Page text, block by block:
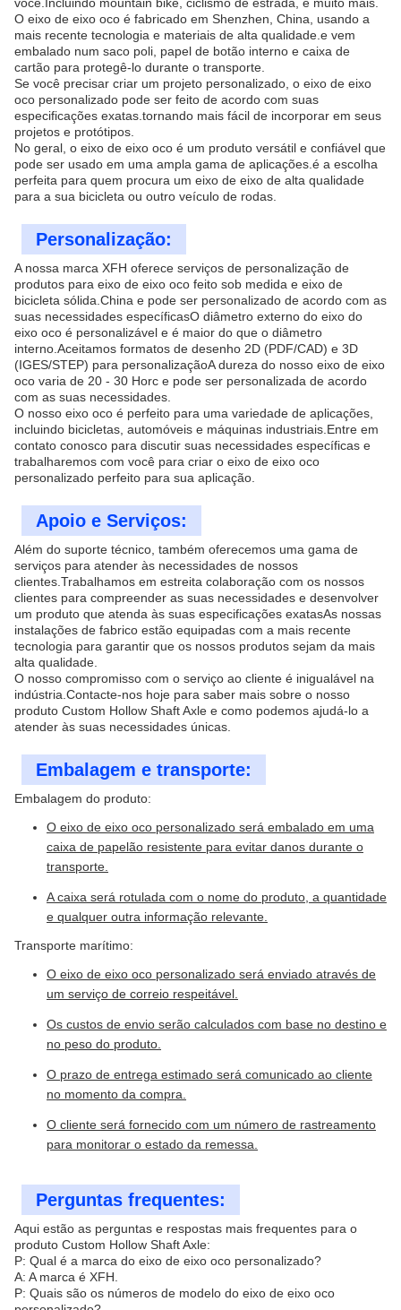
O eixo de eixo oco é fabricado em Shenzhen, China, usando a
mais recente tecnologia e materiais de alta qualidade.e vem
embalado num saco poli, papel de botão interno e caixa de
cartão para protegê-lo durante o transporte.
Se você precisar criar um projeto personalizado, o eixo de eixo
oco personalizado pode ser feito de acordo com suas
especificações exatas.tornando mais fácil de incorporar em seus
projetos e protótipos.
No geral, o eixo de eixo oco é um produto versátil e confiável que
pode ser usado em uma ampla gama de aplicações.é a escolha
perfeita para quem procura um eixo de eixo de alta qualidade
para a sua bicicleta ou outro veículo de rodas.
Personalização:
A nossa marca XFH oferece serviços de personalização de
produtos para eixo de eixo oco feito sob medida e eixo de
bicicleta sólida.China e pode ser personalizado de acordo com as
suas necessidades específicasO diâmetro externo do eixo do
eixo oco é personalizável e é maior do que o diâmetro
interno.Aceitamos formatos de desenho 2D (PDF/CAD) e 3D
(IGES/STEP) para personalizaçãoA dureza do nosso eixo de eixo
oco varia de 20 - 30 Horc e pode ser personalizada de acordo
com as suas necessidades.
O nosso eixo oco é perfeito para uma variedade de aplicações,
incluindo bicicletas, automóveis e máquinas industriais.Entre em
contato conosco para discutir suas necessidades específicas e
trabalharemos com você para criar o eixo de eixo oco
personalizado perfeito para sua aplicação.
Apoio e Serviços:
Além do suporte técnico, também oferecemos uma gama de
serviços para atender às necessidades de nossos
clientes.Trabalhamos em estreita colaboração com os nossos
clientes para compreender as suas necessidades e desenvolver
um produto que atenda às suas especificações exatasAs nossas
instalações de fabrico estão equipadas com a mais recente
tecnologia para garantir que os nossos produtos sejam da mais
alta qualidade.
O nosso compromisso com o serviço ao cliente é inigualável na
indústria.Contacte-nos hoje para saber mais sobre o nosso
produto Custom Hollow Shaft Axle e como podemos ajudá-lo a
atender às suas necessidades únicas.
Embalagem e transporte:
Embalagem do produto:
O eixo de eixo oco personalizado será embalado em uma
caixa de papelão resistente para evitar danos durante o
transporte.
A caixa será rotulada com o nome do produto, a quantidade
e qualquer outra informação relevante.
Transporte marítimo:
O eixo de eixo oco personalizado será enviado através de
um serviço de correio respeitável.
Os custos de envio serão calculados com base no destino e
no peso do produto.
O prazo de entrega estimado será comunicado ao cliente
no momento da compra.
O cliente será fornecido com um número de rastreamento
para monitorar o estado da remessa.
Perguntas frequentes:
Aqui estão as perguntas e respostas mais frequentes para o
produto Custom Hollow Shaft Axle:
P: Qual é a marca do eixo de eixo oco personalizado?
A: A marca é XFH.
P: Quais são os números de modelo do eixo de eixo oco